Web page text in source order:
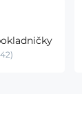
42